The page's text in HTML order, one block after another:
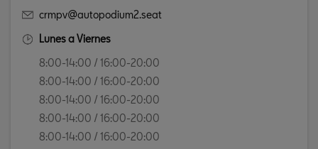
crmpv@autopodium2.seat
Lunes a Viernes
8:00-14:00 / 16:00-20:00
8:00-14:00 / 16:00-20:00
8:00-14:00 / 16:00-20:00
8:00-14:00 / 16:00-20:00
8:00-14:00 / 16:00-20:00